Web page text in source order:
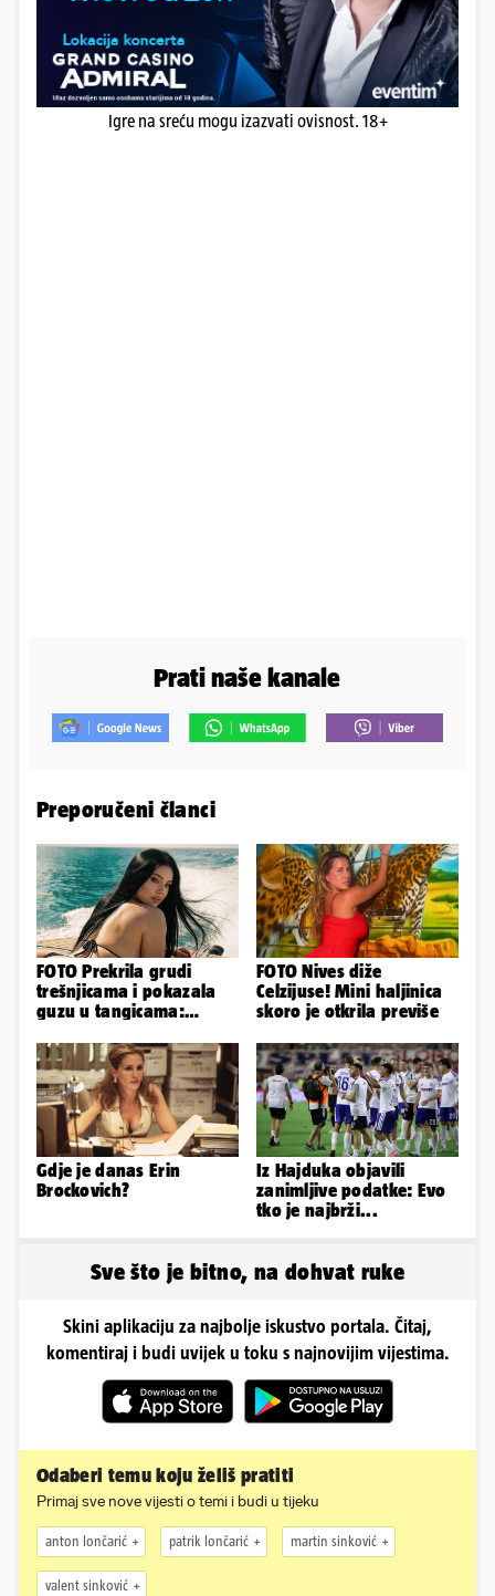
Igre na sreću mogu izazvati ovisnost. 18+
Prati naše kanale
Preporučeni članci
FOTO Prekrila grudi
trešnjicama i pokazala
guzu u tangicama:
Slavonka
FOTO Nives diže
Celzijuse! Mini haljinica
skoro je otkrila previše
Gdje je danas Erin
Brockovich?
Iz Hajduka objavili
zanimljive podatke: Evo
tko je najbrži...
Sve što je bitno, na dohvat ruke
Skini aplikaciju za najbolje iskustvo portala. Čitaj,
komentiraj i budi uvijek u toku s najnovijim vijestima.
Odaberi temu koju želiš pratiti
Primaj sve nove vijesti o temi i budi u tijeku
anton lončarić patrik lončarić martin sinković
valent sinković